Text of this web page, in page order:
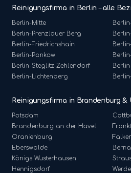
Reinigungsfirma in Berlin – alle
Berlin-Mitte
Berlin-Prenzlauer Berg
Berlin-Friedrichshain
Berlin-Pankow
Berlin-Steglitz-Zehlendorf
Berlin- Lichtenberg
Reinigungsfirma in Brandenburg &
Potsdam
Brandenburg an der Havel
Oranienburg
Eberswalde
Königs Wusterhausen
Hennigsdorf